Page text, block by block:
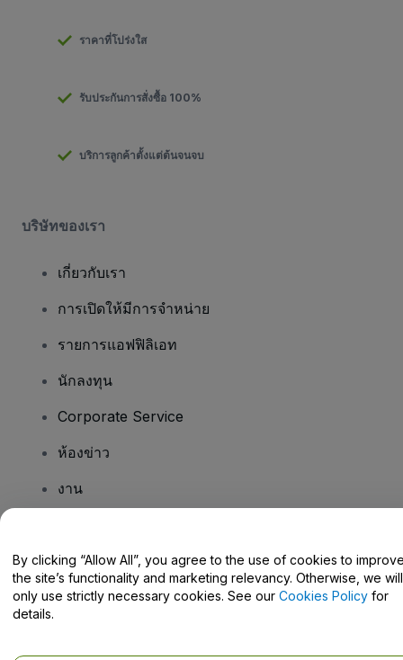
ราคาที่โปร่งใส
รับประกันการสั่งซื้อ 100%
บริการลูกค้าตั้งแต่ต้นจนจบ
บริษัทของเรา
เกี่ยวกับเรา
การเปิดให้มีการจำหน่าย
รายการแอฟฟิลิเอท
นักลงทุน
Corporate Service
ห้องข่าว
งาน
Help Centre / Contact Us
By clicking “Allow All”, you agree to the use of cookies to
the site’s functionality and marketing relevancy. Otherwise, we will
only use strictly necessary cookies. See our Cookies Policy for
details.